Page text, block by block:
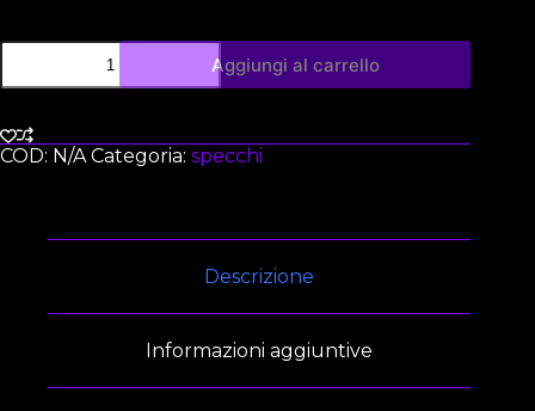
Aggiungi al carrello
COD: N/A Categoria: specchi
Descrizione
Informazioni aggiuntive